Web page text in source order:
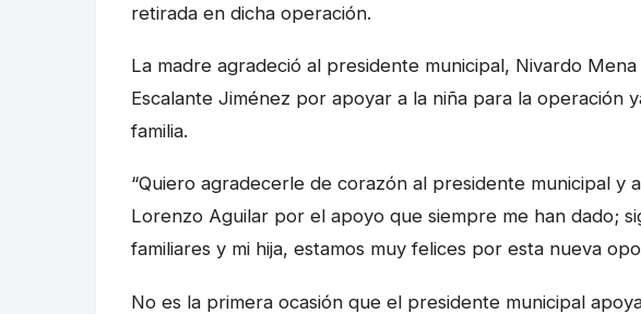
retirada en dicha operación.
La madre agradeció al presidente municipal, Nivardo
Escalante Jiménez por apoyar a la niña para la operación
familia.
“Quiero agradecerle de corazón al presidente municipal y
Lorenzo Aguilar por el apoyo que siempre me han dado;
familiares y mi hija, estamos muy felices por esta nueva
No es la primera ocasión que el presidente municipal